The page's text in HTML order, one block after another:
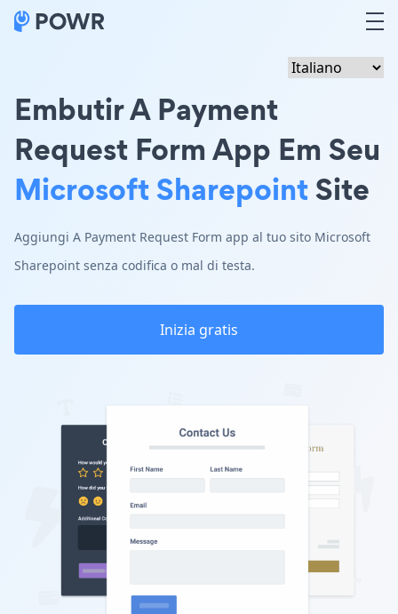
Embutir A Payment
Request Form App Em Seu
Microsoft SharepointSite
Aggiungi A Payment Request Form app al tuo sito Microsoft
Sharepoint senza codifica o mal di testa.
Inizia gratis